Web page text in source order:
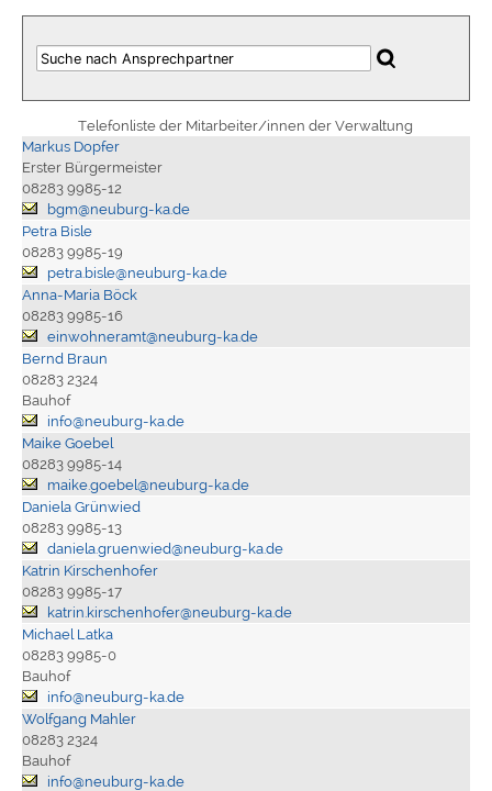
Telefonliste der Mitarbeiter/innen der Verwaltung
Markus Dopfer
Erster Bürgermeister
08283 9985-12
bgm@neuburg-ka.de
Petra Bisle
08283 9985-19
petra.bisle@neuburg-ka.de
Anna-Maria Böck
08283 9985-16
einwohneramt@neuburg-ka.de
Bernd Braun
08283 2324
Bauhof
info@neuburg-ka.de
Maike Goebel
08283 9985-14
maike.goebel@neuburg-ka.de
Daniela Grünwied
08283 9985-13
daniela.gruenwied@neuburg-ka.de
Katrin Kirschenhofer
08283 9985-17
katrin.kirschenhofer@neuburg-ka.de
Michael Latka
08283 9985-0
Bauhof
info@neuburg-ka.de
Wolfgang Mahler
08283 2324
Bauhof
info@neuburg-ka.de